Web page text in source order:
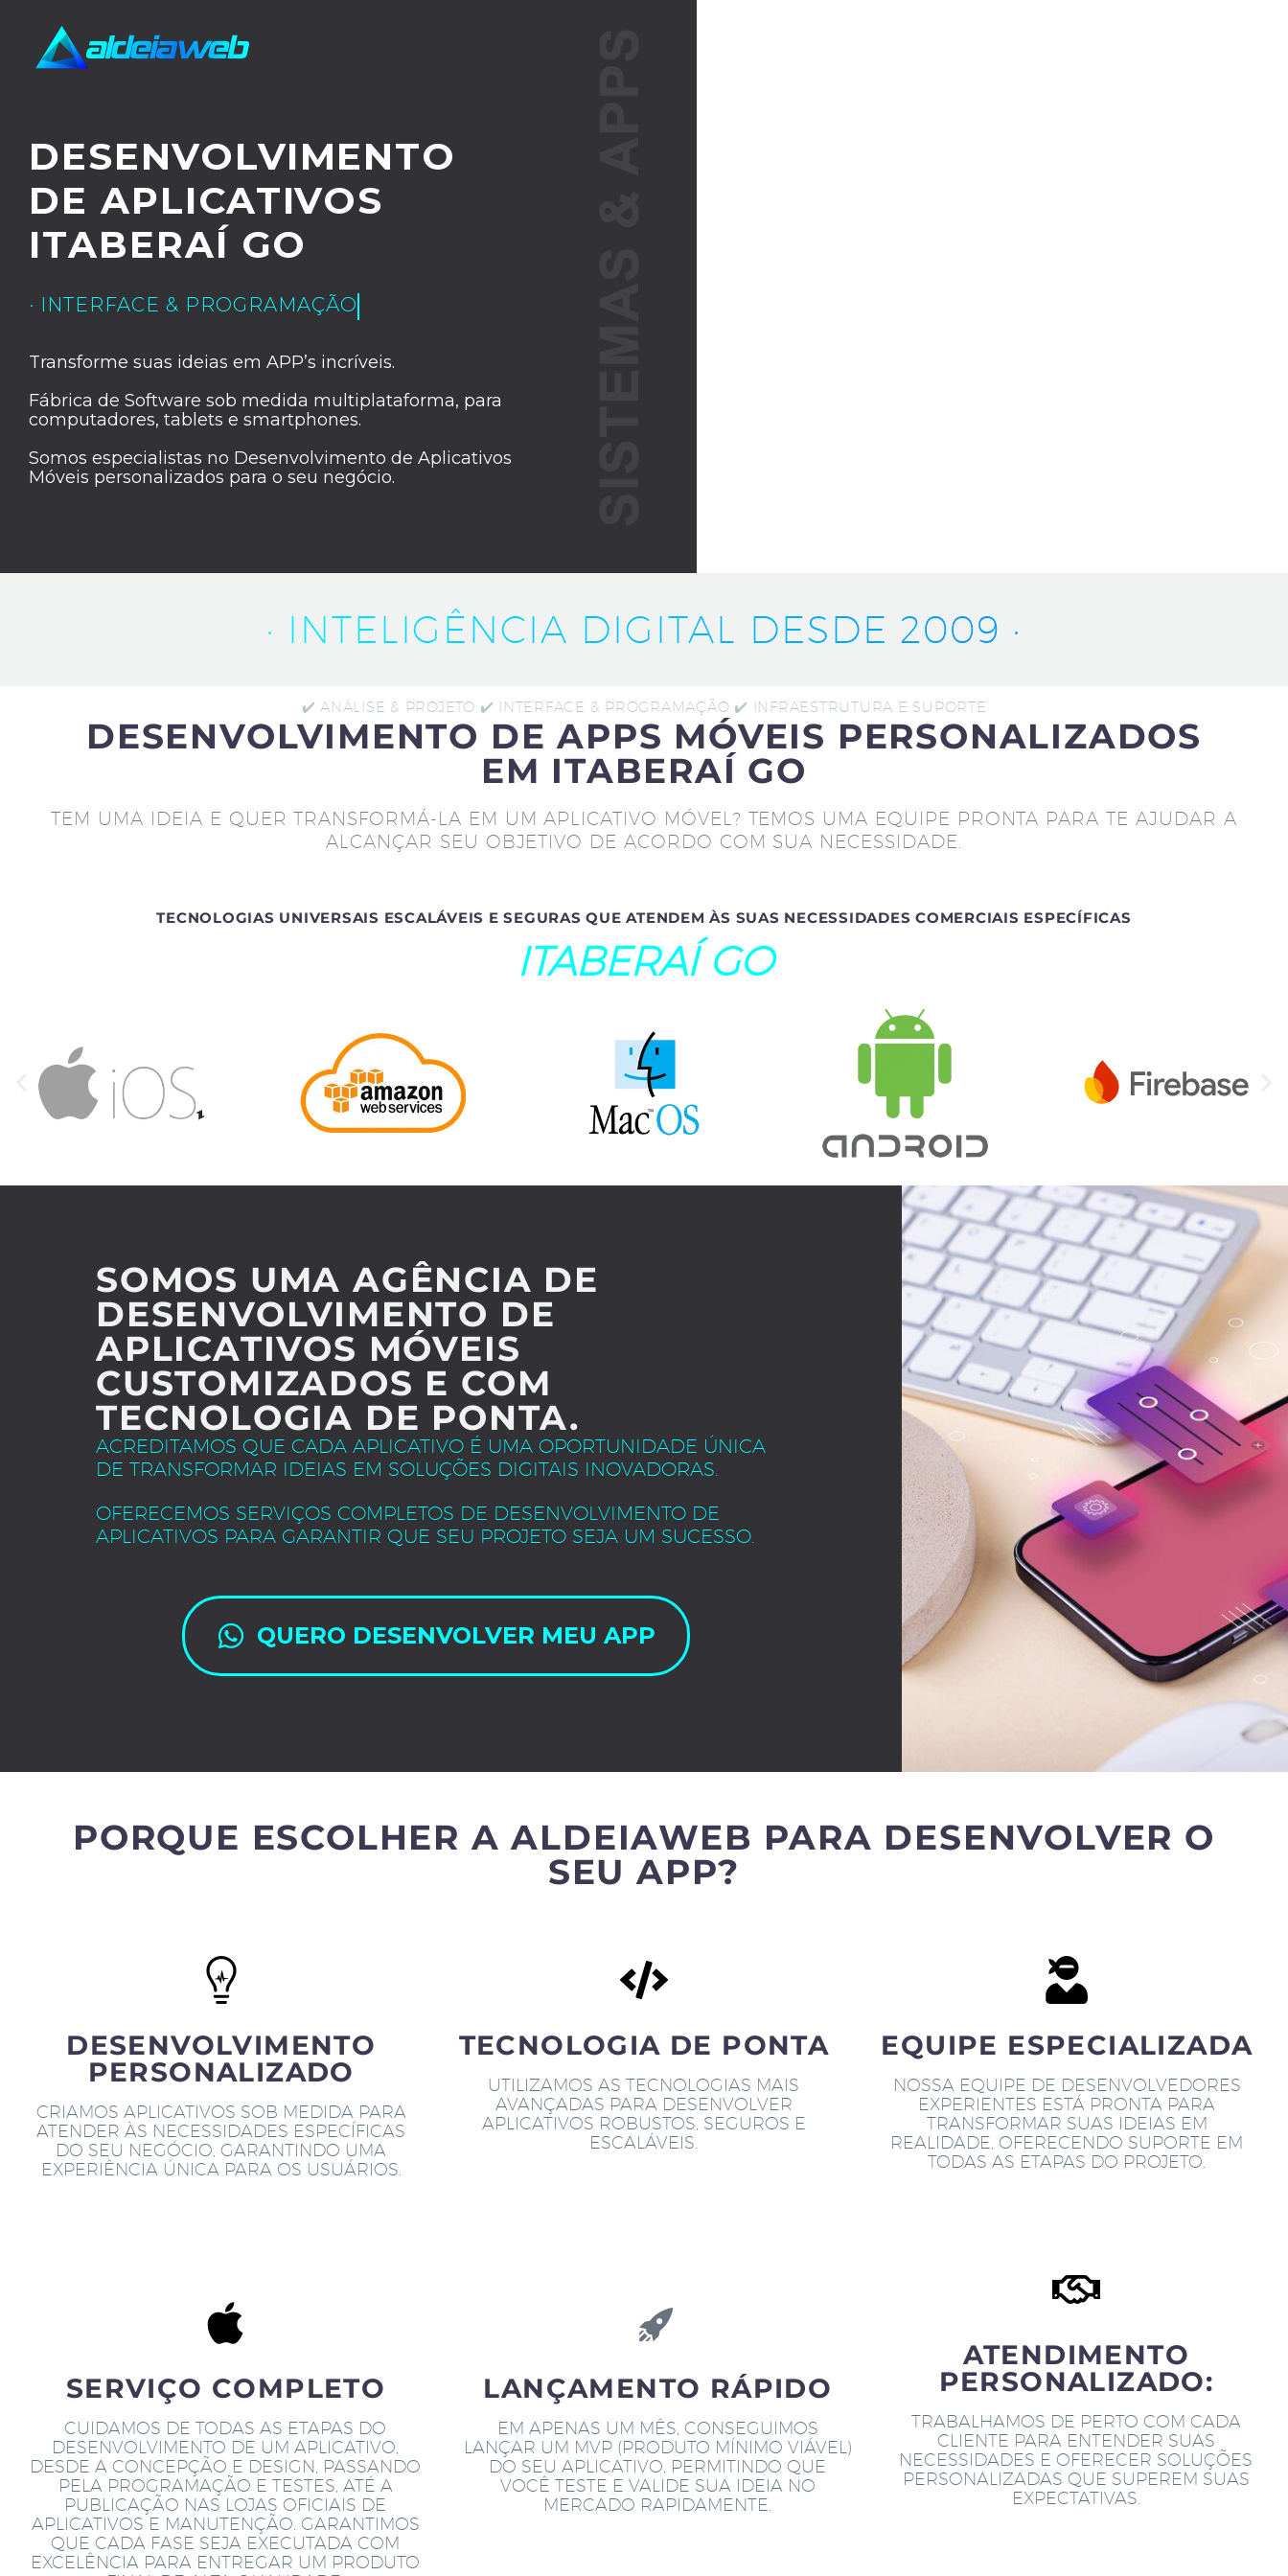
DESENVOLVIMENTO
DE APLICATIVOS
ITABERAÍ GO
· INTERFACE & PROGRAMAÇÃO
Transforme suas ideias em APP’s incríveis.
Fábrica de Software sob medida multiplataforma, para
computadores, tablets e smartphones.
Somos especialistas no Desenvolvimento de Aplicativos
Móveis personalizados para o seu negócio.
· INTELIGÊNCIA DIGITAL DESDE 2009 ·
✔️ ANÁLISE & PROJETO ✔️ INTERFACE & PROGRAMAÇÃO ✔️ INFRAESTRUTURA E SUPORTE
DESENVOLVIMENTO DE APPS MÓVEIS PERSONALIZADOS
EM ITABERAÍ GO
TEM UMA IDEIA E QUER TRANSFORMÁ-LA EM UM APLICATIVO MÓVEL? TEMOS UMA EQUIPE PRONTA PARA TE AJUDAR A
ALCANÇAR SEU OBJETIVO DE ACORDO COM SUA NECESSIDADE.
TECNOLOGIAS UNIVERSAIS ESCALÁVEIS E SEGURAS QUE ATENDEM ÀS SUAS NECESSIDADES COMERCIAIS ESPECÍFICAS
ITABERAÍ GO
SOMOS UMA AGÊNCIA DE
DESENVOLVIMENTO DE
APLICATIVOS MÓVEIS
CUSTOMIZADOS E COM
TECNOLOGIA DE PONTA.
ACREDITAMOS QUE CADA APLICATIVO É UMA OPORTUNIDADE ÚNICA
DE TRANSFORMAR IDEIAS EM SOLUÇÕES DIGITAIS INOVADORAS.
OFERECEMOS SERVIÇOS COMPLETOS DE DESENVOLVIMENTO DE
APLICATIVOS PARA GARANTIR QUE SEU PROJETO SEJA UM SUCESSO.
QUERO DESENVOLVER MEU APP
PORQUE ESCOLHER A ALDEIAWEB PARA DESENVOLVER O
SEU APP?
DESENVOLVIMENTO
PERSONALIZADO
CRIAMOS APLICATIVOS SOB MEDIDA PARA
ATENDER ÀS NECESSIDADES ESPECÍFICAS
DO SEU NEGÓCIO, GARANTINDO UMA
EXPERIÊNCIA ÚNICA PARA OS USUÁRIOS.
TECNOLOGIA DE PONTA
UTILIZAMOS AS TECNOLOGIAS MAIS
AVANÇADAS PARA DESENVOLVER
APLICATIVOS ROBUSTOS, SEGUROS E
ESCALÁVEIS.
EQUIPE ESPECIALIZADA
NOSSA EQUIPE DE DESENVOLVEDORES
EXPERIENTES ESTÁ PRONTA PARA
TRANSFORMAR SUAS IDEIAS EM
REALIDADE, OFERECENDO SUPORTE EM
TODAS AS ETAPAS DO PROJETO.
SERVIÇO COMPLETO
CUIDAMOS DE TODAS AS ETAPAS DO
DESENVOLVIMENTO DE UM APLICATIVO,
DESDE A CONCEPÇÃO E DESIGN, PASSANDO
PELA PROGRAMAÇÃO E TESTES, ATÉ A
PUBLICAÇÃO NAS LOJAS OFICIAIS DE
APLICATIVOS E MANUTENÇÃO. GARANTIMOS
QUE CADA FASE SEJA EXECUTADA COM
EXCELÊNCIA PARA ENTREGAR UM PRODUTO
LANÇAMENTO RÁPIDO
EM APENAS UM MÊS, CONSEGUIMOS
LANÇAR UM MVP (PRODUTO MÍNIMO VIÁVEL)
DO SEU APLICATIVO, PERMITINDO QUE
VOCÊ TESTE E VALIDE SUA IDEIA NO
MERCADO RAPIDAMENTE.
ATENDIMENTO
PERSONALIZADO:
TRABALHAMOS DE PERTO COM CADA
CLIENTE PARA ENTENDER SUAS
NECESSIDADES E OFERECER SOLUÇÕES
PERSONALIZADAS QUE SUPEREM SUAS
EXPECTATIVAS.